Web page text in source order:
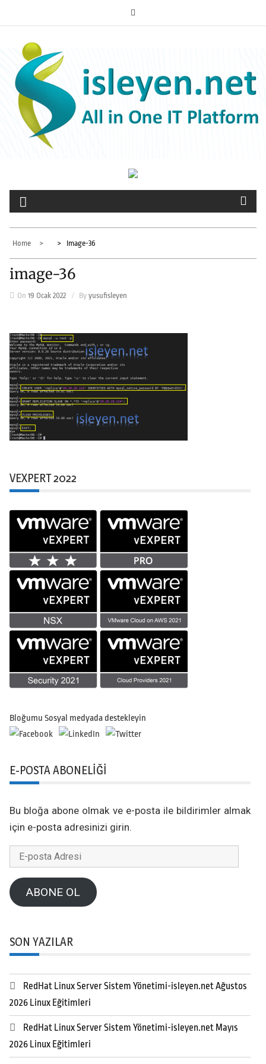
to
ISLEYEN.NET
All-in-One IT Platform
Home Image-36
image-36
On 19 Ocak 2022 By yusufisleyen
VEXPERT 2022
Bloğumu Sosyal medyada destekleyin
E-POSTA ABONELIĞI
Bu bloğa abone olmak ve e-posta ile bildirimler almak
için e-posta adresinizi girin.
posta
AdresiABONE OL
SON YAZILAR
RedHat Linux Server Sistem Yönetimi-isleyen.net Ağustos
2026 Linux Eğitimleri
RedHat Linux Server Sistem Yönetimi-isleyen.net Mayıs
2026 Linux Eğitimleri